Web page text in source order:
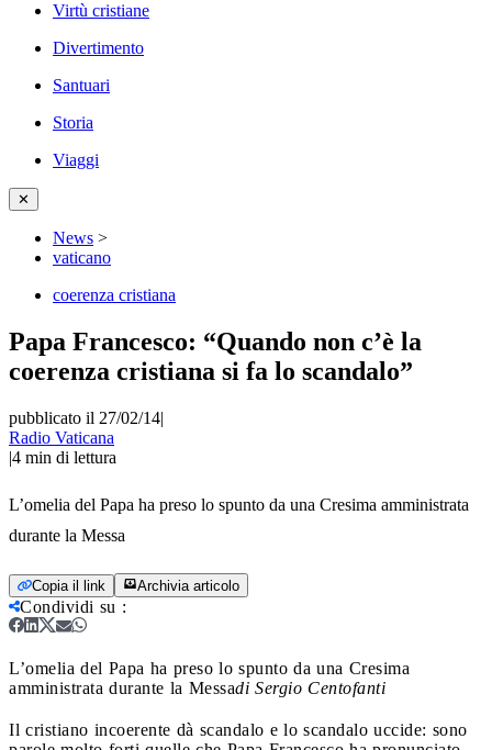
Virtù cristiane
Divertimento
Santuari
Storia
Viaggi
✕
News >
vaticano
coerenza cristiana
Papa Francesco: “Quando non c’è la
coerenza cristiana si fa lo scandalo”
pubblicato il 27/02/14|
Radio Vaticana
|4 min di lettura
L’omelia del Papa ha preso lo spunto da una Cresima amministrata
durante la Messa
Copia il link Archivia articolo
Condividi su :
L’omelia del Papa ha preso lo spunto da una Cresima
amministrata durante la Messadi Sergio Centofanti
Il cristiano incoerente dà scandalo e lo scandalo uccide: sono